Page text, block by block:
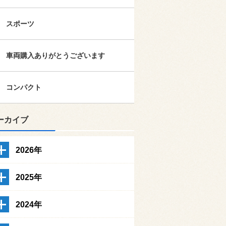
スポーツ
車両購入ありがとうございます
コンパクト
カイブ
2026年
2025年
2024年